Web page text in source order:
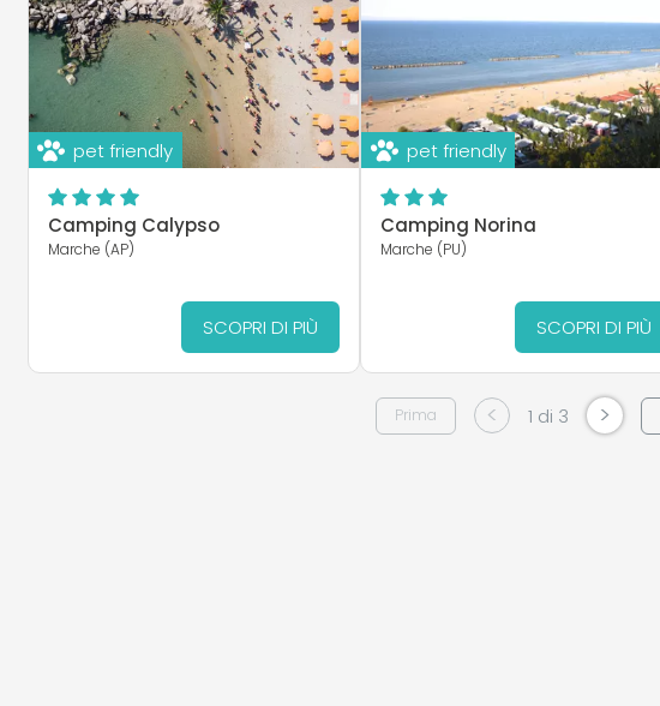
pet friendly
Camping Calypso
Marche (AP)
SCOPRI DI PIÙ
pet friendly
Camping Norina
Marche (PU)
SCOPRI DI PIÙ
Prima < 1 di 3 >